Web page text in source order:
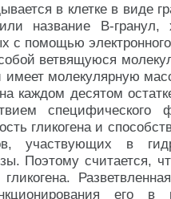
в клетке в виде
название В-
с помощью
собой ветвящуюся
имеет молекулярную
каждом десятом
специфического
гликогена и
участвующих в
Поэтому считается,
его в